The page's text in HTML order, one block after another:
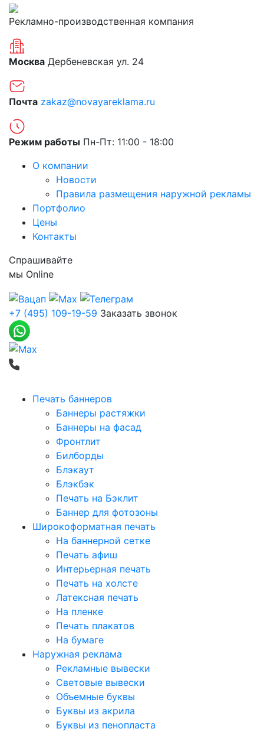
Рекламно-производственная компания
Москва Дербеневская ул. 24
Почта zakaz@novayareklama.ru
Режим работы Пн-Пт: 11:00 - 18:00
О компании
Новости
Правила размещения наружной рекламы
Портфолио
Цены
Контакты
Спрашивайте
мы Online
+7 (495) 109-19-59 Заказать звонок
Печать баннеров
Баннеры растяжки
Баннеры на фасад
Фронтлит
Билборды
Блэкаут
Блэкбэк
Печать на Бэклит
Баннер для фотозоны
Широкоформатная печать
На баннерной сетке
Печать афиш
Интерьерная печать
Печать на холсте
Латексная печать
На пленке
Печать плакатов
На бумаге
Наружная реклама
Рекламные вывески
Световые вывески
Объемные буквы
Буквы из акрила
Буквы из пенопласта